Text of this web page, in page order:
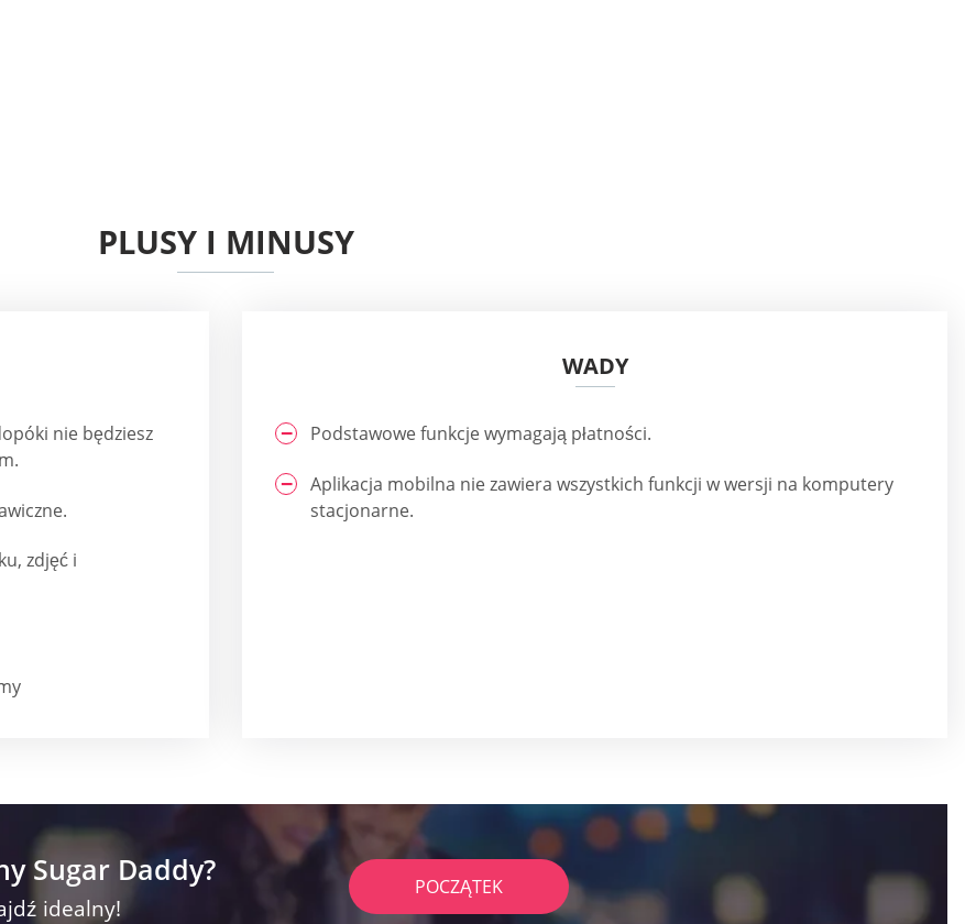
PLUSY I MINUSY
nie będziesz
zdjęć i
WADY
Podstawowe funkcje wymagają płatności.
Aplikacja mobilna nie zawiera wszystkich funkcji w wersji na komputery
stacjonarne.
Sugar Daddy?
idealny!
POCZĄTEK